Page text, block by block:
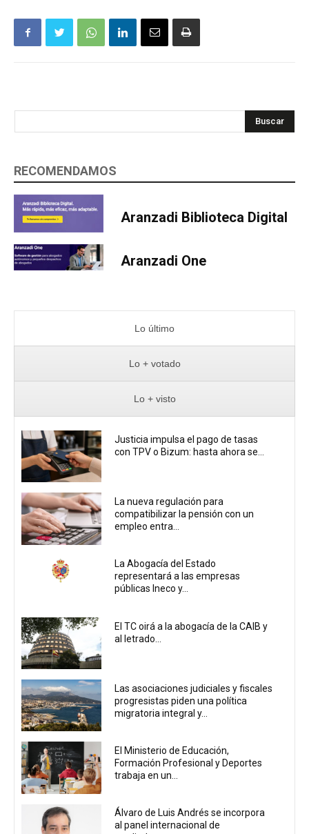
Buscar
RECOMENDAMOS
Aranzadi Biblioteca Digital
Aranzadi One
Lo último
Lo + votado
Lo + visto
Justicia impulsa el pago de tasas
con TPV o Bizum: hasta ahora se...
La nueva regulación para
compatibilizar la pensión con un
empleo entra...
La Abogacía del Estado
representará a las empresas
públicas Ineco y...
El TC oirá a la abogacía de la CAIB y
al letrado...
Las asociaciones judiciales y fiscales
progresistas piden una política
migratoria integral y...
El Ministerio de Educación,
Formación Profesional y Deportes
trabaja en un...
Álvaro de Luis Andrés se incorpora
al panel internacional de